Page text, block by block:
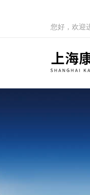
您好，欢迎